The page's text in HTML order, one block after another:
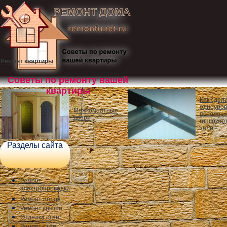
Ремонт квартиры
Советы по ремонту вашей
квартиры
Межкомнатные
двери
Как
потолок
зале?
Разделы сайта
Ремонт
электропроводки
Ремонт полов
Ремонт крыши
Отделка стен